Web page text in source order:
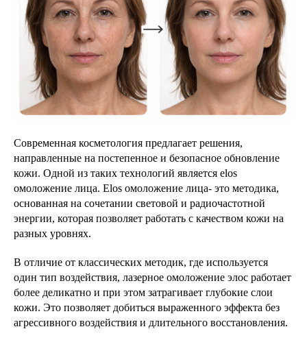
Современная косметология предлагает решения,
направленные на постепенное и безопасное обновление
кожи. Одной из таких технологий является elos
омоложение лица. Elos омоложение лица- это методика,
основанная на сочетании световой и радиочастотной
энергии, которая позволяет работать с качеством кожи на
разных уровнях.
В отличие от классических методик, где используется
один тип воздействия, лазерное омоложение элос работает
более деликатно и при этом затрагивает глубокие слои
кожи. Это позволяет добиться выраженного эффекта без
агрессивного воздействия и длительного восстановления.